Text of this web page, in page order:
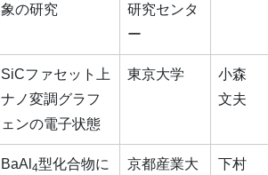
象の研究
研究センタ
ー
SiCファセット上
ナノ変調グラフ
ェンの電子状態
東京大学
小森
文夫
BaAl 4型化合物に
京都産業大
下村